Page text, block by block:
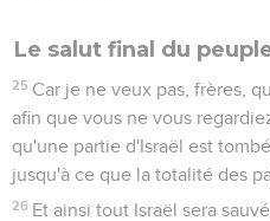
Le salut final du
25 Car je ne veux pas, frères,
afin que vous ne vous
qu'une partie d'Israël est
jusqu'à ce que la totalité des
26 Et ainsi tout Israël sera